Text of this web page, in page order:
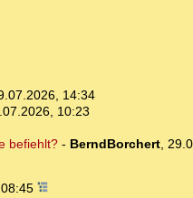
14:34
10:23
befiehlt?- BerndBorchert,